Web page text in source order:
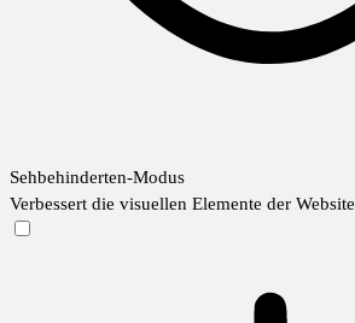
Sehbehinderten-Modus
Verbessert die visuellen Elemente der Website